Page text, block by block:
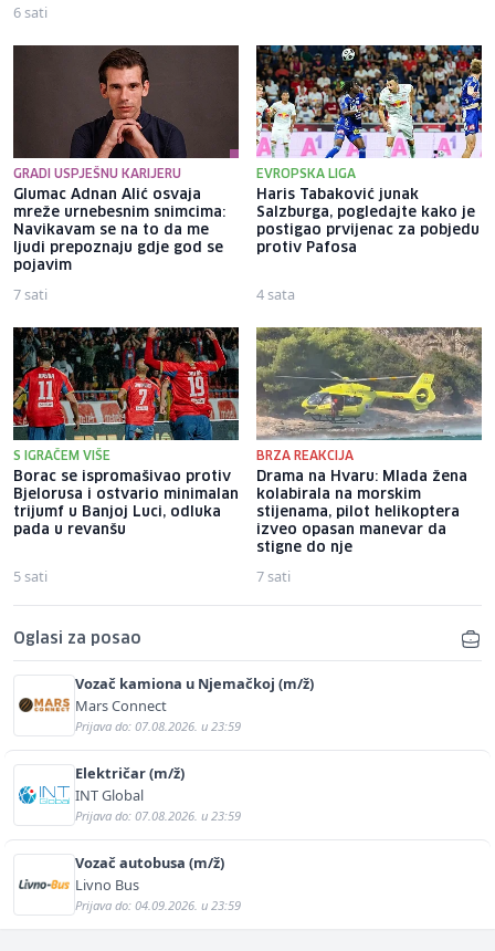
6 sati
GRADI USPJEŠNU KARIJERU
Glumac Adnan Alić osvaja
mreže urnebesnim snimcima:
Navikavam se na to da me
ljudi prepoznaju gdje god se
pojavim
7 sati
EVROPSKA LIGA
Haris Tabaković junak
Salzburga, pogledajte kako je
postigao prvijenac za pobjedu
protiv Pafosa
4 sata
S IGRAČEM VIŠE
Borac se ispromašivao protiv
Bjelorusa i ostvario minimalan
trijumf u Banjoj Luci, odluka
pada u revanšu
5 sati
BRZA REAKCIJA
Drama na Hvaru: Mlada žena
kolabirala na morskim
stijenama, pilot helikoptera
izveo opasan manevar da
stigne do nje
7 sati
Oglasi za posao
Vozač kamiona u Njemačkoj (m/ž)
Mars Connect
Prijava do: 07.08.2026. u 23:59
Električar (m/ž)
INT Global
Prijava do: 07.08.2026. u 23:59
Vozač autobusa (m/ž)
Livno Bus
Prijava do: 04.09.2026. u 23:59